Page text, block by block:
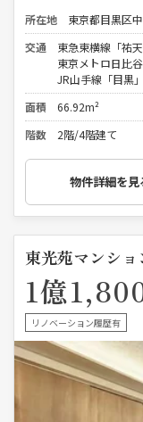
所在地
東京都目黒区
交通
東急東横線「祐
東京メトロ日比
JR山手線「目黒
面積
66.92m²
階数
2階/4階建て
物件詳細を見
東光苑マンショ
1億
リノベーション履歴有